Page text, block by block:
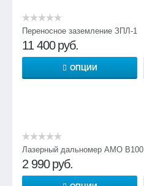
Переносное заземление ЗПЛ-1
11 400 руб.
ОПЦИИ
Лазерный дальномер AMO B100
2 990 руб.